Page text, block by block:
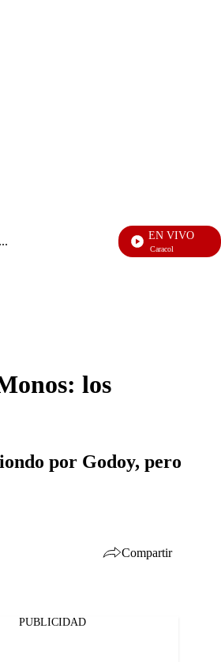
Entrada
de
EN VIVO
Noticias Caracol
los
por Godoy, pero
Compartir
PUBLICIDAD